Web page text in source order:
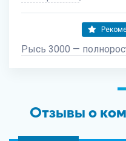
Рысь 3000 —
Отзывы о